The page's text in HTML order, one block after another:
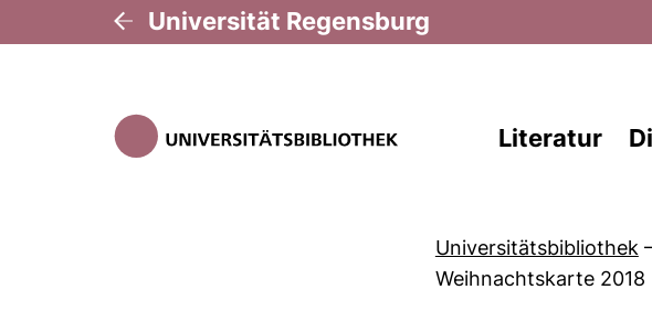
Universität Regensburg
Literatur
Universitätsbibliothek
Weihnachtskarte 2018